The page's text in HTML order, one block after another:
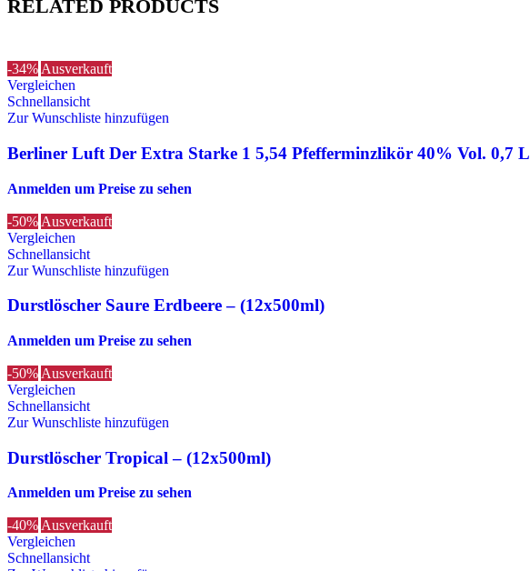
RELATED PRODUCTS
-34% Ausverkauft
Vergleichen
Schnellansicht
Zur Wunschliste hinzufügen
Berliner Luft Der Extra Starke 1 5,54 Pfefferminzlikör 40% Vol. 0,7 L
Anmelden um Preise zu sehen
-50% Ausverkauft
Vergleichen
Schnellansicht
Zur Wunschliste hinzufügen
Durstlöscher Saure Erdbeere – (12x500ml)
Anmelden um Preise zu sehen
-50% Ausverkauft
Vergleichen
Schnellansicht
Zur Wunschliste hinzufügen
Durstlöscher Tropical – (12x500ml)
Anmelden um Preise zu sehen
-40%Ausverkauft
Vergleichen
Schnellansicht